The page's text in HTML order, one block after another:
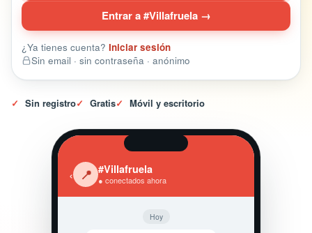
Entrar a #Villafruela →
¿Ya tienes cuenta? Iniciar sesión
Sin email · sin contraseña · anónimo
✓ Sin registro✓ Gratis✓ Móvil y escritorio
‹ 📍 #Villafruela
● conectados ahora
Hoy